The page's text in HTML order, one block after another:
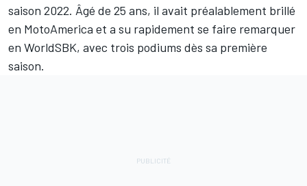
saison 2022. Âgé de 25 ans, il avait préalablement brillé
en MotoAmerica et a su rapidement se faire remarquer
en WorldSBK, avec trois podiums dès sa première
saison.